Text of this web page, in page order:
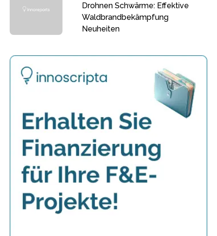
Drohnen Schwärme: Effektive
Waldbrandbekämpfung
Neuheiten